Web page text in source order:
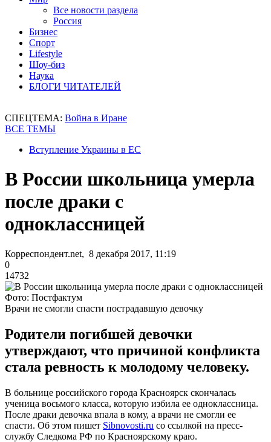
Все новости раздела
Россия
Бизнес
Спорт
Lifestyle
Шоу-биз
Наука
БЛОГИ ЧИТАТЕЛЕЙ
СПЕЦТЕМА: Война в Иране
ВСЕ ТЕМЫ
Вступление Украины в ЕС
В России школьница умерла
после драки с
одноклассницей
Корреспондент.net, 8 декабря 2017, 11:19
0
14732
Фото: Постфактум
Врачи не смогли спасти пострадавшую девочку
Родители погибшей девочки
утверждают, что причиной конфликта
стала ревность к молодому человеку.
В больнице российского города Красноярск скончалась
ученица восьмого класса, которую избила ее одноклассница.
После драки девочка впала в кому, а врачи не смогли ее
спасти. Об этом пишет Sibnovosti.ru со ссылкой на пресс-
службу Следкома РФ по Красноярскому краю.